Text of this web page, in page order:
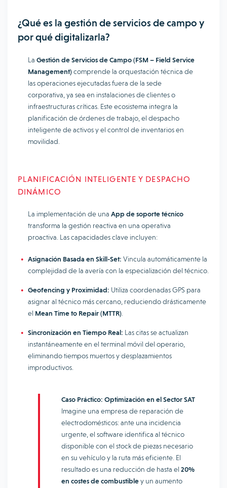
¿Qué es la gestión de servicios de campo y
por qué digitalizarla?
La Gestión de Servicios de Campo (FSM – Field Service
Management)comprende la orquestación técnica de
las operaciones ejecutadas fuera de la sede
corporativa, ya sea en instalaciones de clientes o
infraestructuras críticas. Este ecosistema integra la
planificación de órdenes de trabajo, el despacho
inteligente de activos y el control de inventarios en
movilidad.
PLANIFICACIÓN INTELIGENTE Y DESPACHO
DINÁMICO
La implementación de una App de soporte técnico
transforma la gestión reactiva en una operativa
proactiva. Las capacidades clave incluyen:
Asignación Basada en Skill-Set: Vincula automáticamente la
complejidad de la avería con la especialización del técnico.
Geofencing y Proximidad: Utiliza coordenadas GPS para
asignar al técnico más cercano, reduciendo drásticamente
el Mean Time to Repair (MTTR)
Sincronización en Tiempo Real: Las citas se actualizan
instantáneamente en el terminal móvil del operario,
eliminando tiempos muertos y desplazamientos
improductivos.
Caso Práctico: Optimización en el Sector SAT
Imagine una empresa de reparación de
electrodomésticos: ante una incidencia
urgente, el software identifica al técnico
disponible con el stock de piezas necesario
en su vehículo y la ruta más eficiente. El
resultado es una reducción de hasta el 20%
en costes de combustibley un aumento